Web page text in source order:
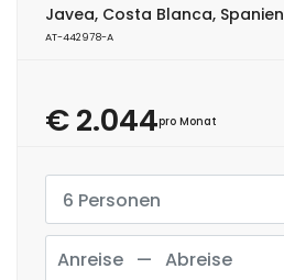
Javea, Costa Blanca, Spanien
AT-442978-A
€ 2.044pro Monat
6 Personen